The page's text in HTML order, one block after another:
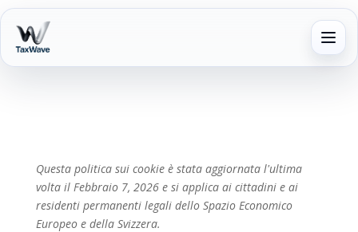
📊
Dashboard
live
Grafici
realtime
🧾
Fatture
illimitate
Elettroniche +
Questa politica sui cookie è stata aggiornata l'ultima
volta il Febbraio 7, 2026 e si applica ai cittadini e ai
residenti permanenti legali dello Spazio Economico
Europeo e della Svizzera.